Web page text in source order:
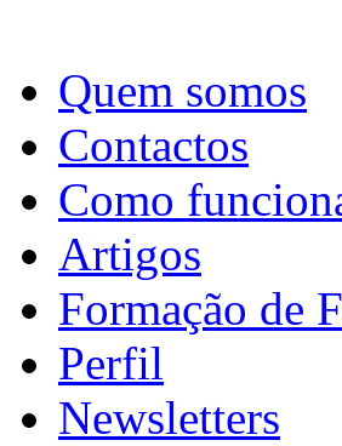
Quem somos
Contactos
Como
Artigos
Formação de
Perfil
Newsletters